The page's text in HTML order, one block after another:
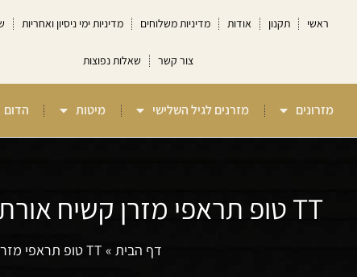
ראשי תקנון אודות מדיניות משלוחים מדיניות ימי ניסיון ואחריות
צור קשר שאלות נפוצות
מזרונים מזרנים לגיל השלישי מיטות הדום
TT טופ תראפי מזרן קשיח אורתופדי ללא קפיצים למיטה וחצי Camp David
דף הבית » TT טופ תראפי מזרן קשיח אורתופדי ללא קפיצים למיטה וחצי Camp David